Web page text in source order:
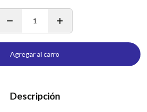
1
Agregar al carro
Descripción